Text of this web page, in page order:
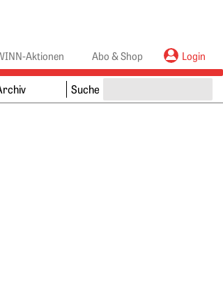
Aktionen Abo & Shop Login
Suche